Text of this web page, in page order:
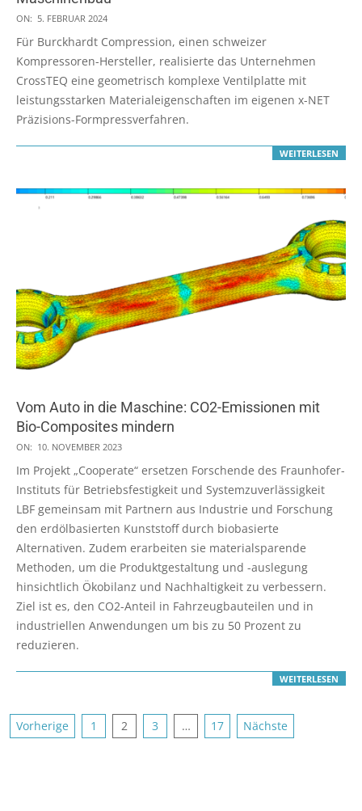
2024-
02-
05
ON: 5. FEBRUAR 2024
Für Burckhardt Compression, einen schweizer
Kompressoren-Hersteller, realisierte das Unternehmen
CrossTEQ eine geometrisch komplexe Ventilplatte mit
leistungsstarken Materialeigenschaften im eigenen x-NET
Präzisions-Formpressverfahren.
WEITERLESEN
Vom Auto in die Maschine: CO2-Emissionen mit
Bio-Composites mindern
2023-
11-
10
ON: 10. NOVEMBER 2023
Im Projekt „Cooperate“ ersetzen Forschende des Fraunhofer-
Instituts für Betriebsfestigkeit und Systemzuverlässigkeit
LBF gemeinsam mit Partnern aus Industrie und Forschung
den erdölbasierten Kunststoff durch biobasierte
Alternativen. Zudem erarbeiten sie materialsparende
Methoden, um die Produktgestaltung und -auslegung
hinsichtlich Ökobilanz und Nachhaltigkeit zu verbessern.
Ziel ist es, den CO2-Anteil in Fahrzeugbauteilen und in
industriellen Anwendungen um bis zu 50 Prozent zu
reduzieren.
WEITERLESEN
Seitennummerierung
Vorherige 1 2 3 … 17 Nächste